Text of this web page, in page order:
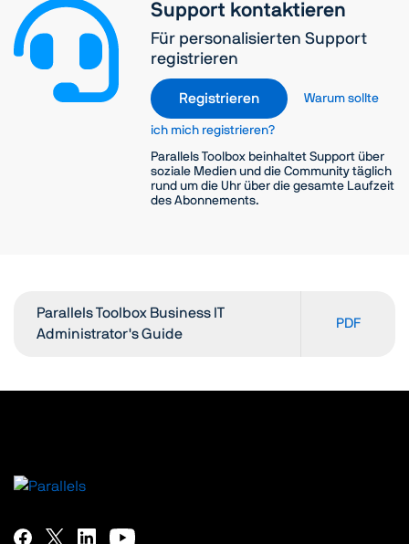
Support kontaktieren
Für personalisierten Support
registrieren
Registrieren Warum sollte
ich mich registrieren?
Parallels Toolbox beinhaltet Support über
soziale Medien und die Community täglich
rund um die Uhr über die gesamte Laufzeit
des Abonnements.
Parallels Toolbox Business IT
Administrator's Guide
PDF